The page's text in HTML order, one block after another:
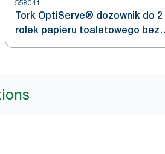
558041
Tork OptiServe® dozownik do 2
rolek papieru toaletowego bez
gilzy biały T7